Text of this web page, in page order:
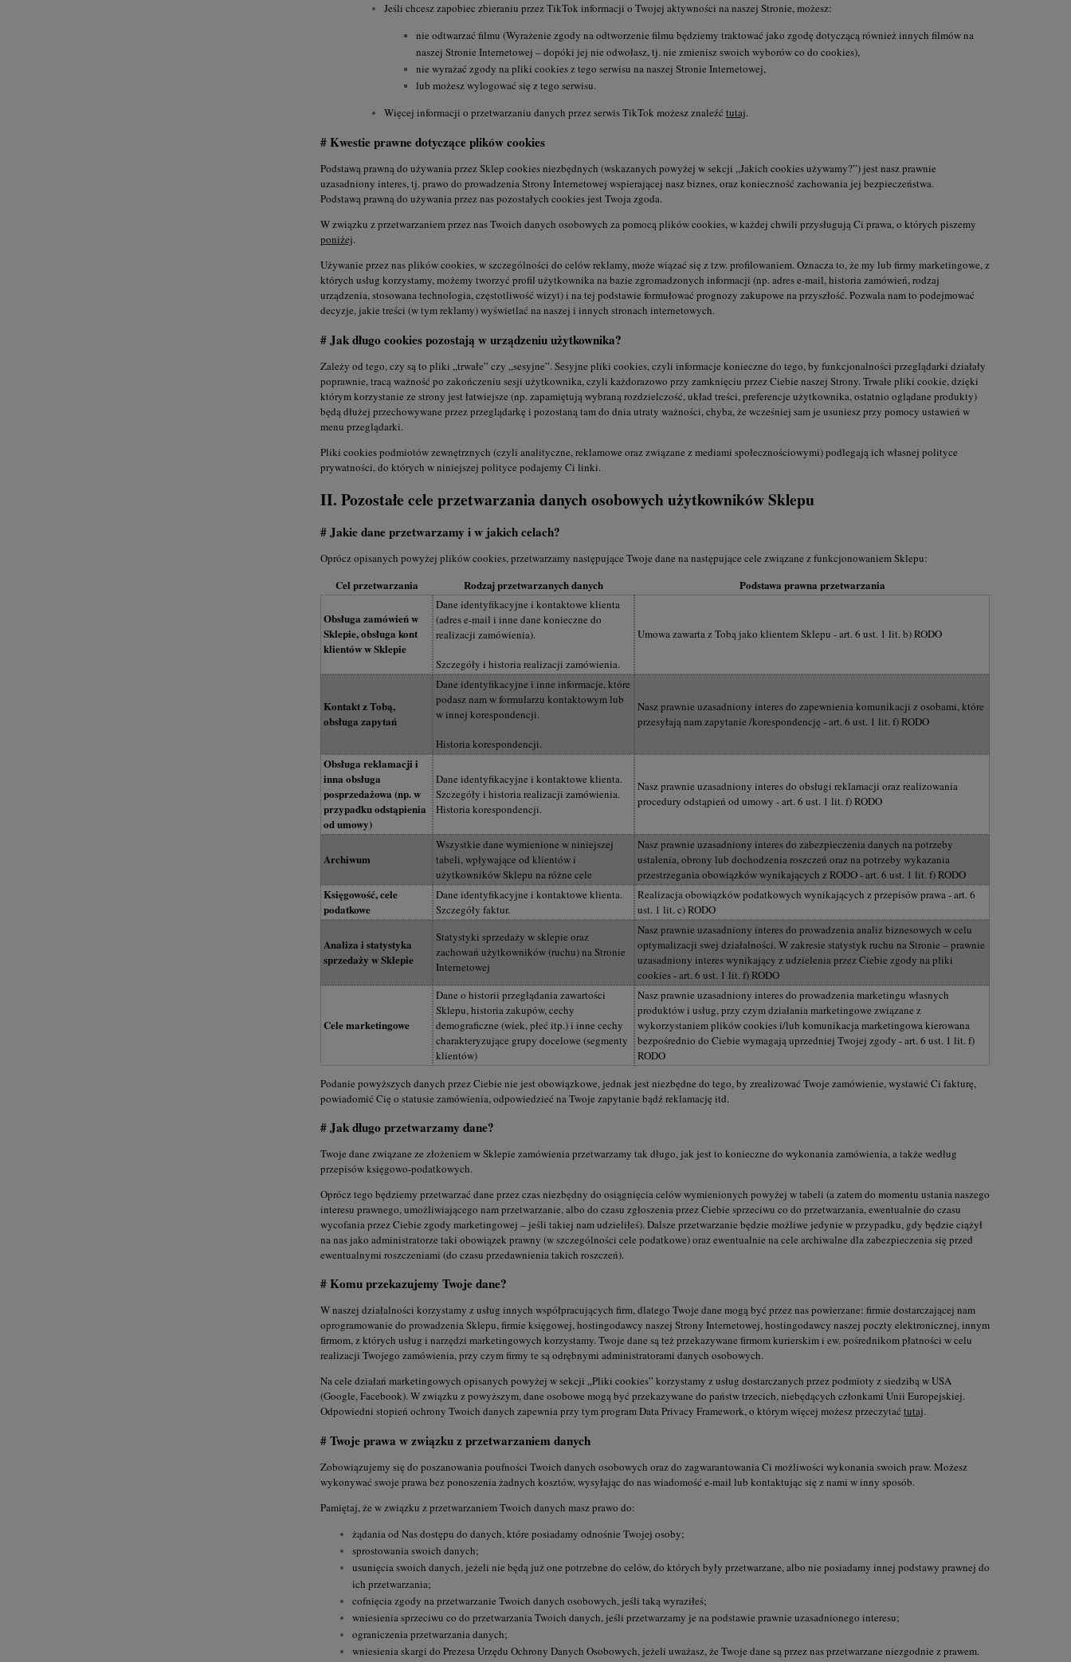
Jeśli chcesz zapobiec zbieraniu przez TikTok informacji o Twojej aktywności na naszej Stronie, możesz:
nie odtwarzać filmu (Wyrażenie zgody na odtworzenie filmu będziemy traktować jako zgodę dotyczącą również innych filmów na
naszej Stronie Internetowej – dopóki jej nie odwołasz, tj. nie zmienisz swoich wyborów co do cookies),
nie wyrażać zgody na pliki cookies z tego serwisu na naszej Stronie Internetowej,
lub możesz wylogować się z tego serwisu.
Więcej informacji o przetwarzaniu danych przez serwis TikTok możesz znaleźć tutaj.
# Kwestie prawne dotyczące plików cookies
Podstawą prawną do używania przez Sklep cookies niezbędnych (wskazanych powyżej w sekcji „Jakich cookies używamy?”) jest nasz prawnie
uzasadniony interes, tj. prawo do prowadzenia Strony Internetowej wspierającej nasz biznes, oraz konieczność zachowania jej bezpieczeństwa.
Podstawą prawną do używania przez nas pozostałych cookies jest Twoja zgoda.
W związku z przetwarzaniem przez nas Twoich danych osobowych za pomocą plików cookies, w każdej chwili przysługują Ci prawa, o których piszemy
poniżej.
Używanie przez nas plików cookies, w szczególności do celów reklamy, może wiązać się z tzw. profilowaniem. Oznacza to, że my lub firmy marketingowe, z
których usług korzystamy, możemy tworzyć profil użytkownika na bazie zgromadzonych informacji (np. adres e-mail, historia zamówień, rodzaj
urządzenia, stosowana technologia, częstotliwość wizyt) i na tej podstawie formułować prognozy zakupowe na przyszłość. Pozwala nam to podejmować
decyzje, jakie treści (w tym reklamy) wyświetlać na naszej i innych stronach internetowych.
# Jak długo cookies pozostają w urządzeniu użytkownika?
Zależy od tego, czy są to pliki „trwałe” czy „sesyjne”. Sesyjne pliki cookies, czyli informacje konieczne do tego, by funkcjonalności przeglądarki działały
poprawnie, tracą ważność po zakończeniu sesji użytkownika, czyli każdorazowo przy zamknięciu przez Ciebie naszej Strony. Trwałe pliki cookie, dzięki
którym korzystanie ze strony jest łatwiejsze (np. zapamiętują wybraną rozdzielczość, układ treści, preferencje użytkownika, ostatnio oglądane produkty)
będą dłużej przechowywane przez przeglądarkę i pozostaną tam do dnia utraty ważności, chyba, że wcześniej sam je usuniesz przy pomocy ustawień w
menu przeglądarki.
Pliki cookies podmiotów zewnętrznych (czyli analityczne, reklamowe oraz związane z mediami społecznościowymi) podlegają ich własnej polityce
prywatności, do których w niniejszej polityce podajemy Ci linki.
II. Pozostałe cele przetwarzania danych osobowych użytkowników Sklepu
# Jakie dane przetwarzamy i w jakich celach?
Oprócz opisanych powyżej plików cookies, przetwarzamy następujące Twoje dane na następujące cele związane z funkcjonowaniem Sklepu:
Cel przetwarzania Rodzaj przetwarzanych danych Podstawa prawna przetwarzania
Obsługa zamówień w
Sklepie, obsługa kont
klientów w Sklepie
Dane identyfikacyjne i kontaktowe klienta
(adres e-mail i inne dane konieczne do
realizacji zamówienia).
Szczegóły i historia realizacji zamówienia.
Umowa zawarta z Tobą jako klientem Sklepu - art. 6 ust. 1 lit. b) RODO
Kontakt z Tobą,
obsługa zapytań
Dane identyfikacyjne i inne informacje, które
podasz nam w formularzu kontaktowym lub
w innej korespondencji.
Historia korespondencji.
Nasz prawnie uzasadniony interes do zapewnienia komunikacji z osobami, które
przesyłają nam zapytanie /korespondencję - art. 6 ust. 1 lit. f) RODO
Obsługa reklamacji i
inna obsługa
posprzedażowa (np. w
przypadku odstąpienia
od umowy)
Dane identyfikacyjne i kontaktowe klienta.
Szczegóły i historia realizacji zamówienia.
Historia korespondencji.
Nasz prawnie uzasadniony interes do obsługi reklamacji oraz realizowania
procedury odstąpień od umowy - art. 6 ust. 1 lit. f) RODO
Archiwum
Wszystkie dane wymienione w niniejszej
tabeli, wpływające od klientów i
użytkowników Sklepu na różne cele
Nasz prawnie uzasadniony interes do zabezpieczenia danych na potrzeby
ustalenia, obrony lub dochodzenia roszczeń oraz na potrzeby wykazania
przestrzegania obowiązków wynikających z RODO - art. 6 ust. 1 lit. f) RODO
Księgowość, cele
podatkowe
Dane identyfikacyjne i kontaktowe klienta.
Szczegóły faktur.
Realizacja obowiązków podatkowych wynikających z przepisów prawa - art. 6
ust. 1 lit. c) RODO
Analiza i statystyka
sprzedaży w Sklepie
Statystyki sprzedaży w sklepie oraz
zachowań użytkowników (ruchu) na Stronie
Internetowej
Nasz prawnie uzasadniony interes do prowadzenia analiz biznesowych w celu
optymalizacji swej działalności. W zakresie statystyk ruchu na Stronie – prawnie
uzasadniony interes wynikający z udzielenia przez Ciebie zgody na pliki
cookies - art. 6 ust. 1 lit. f) RODO
Cele marketingowe
Dane o historii przeglądania zawartości
Sklepu, historia zakupów, cechy
demograficzne (wiek, płeć itp.) i inne cechy
charakteryzujące grupy docelowe (segmenty
klientów)
Nasz prawnie uzasadniony interes do prowadzenia marketingu własnych
produktów i usług, przy czym działania marketingowe związane z
wykorzystaniem plików cookies i/lub komunikacja marketingowa kierowana
bezpośrednio do Ciebie wymagają uprzedniej Twojej zgody - art. 6 ust. 1 lit. f)
RODO
Podanie powyższych danych przez Ciebie nie jest obowiązkowe, jednak jest niezbędne do tego, by zrealizować Twoje zamówienie, wystawić Ci fakturę,
powiadomić Cię o statusie zamówienia, odpowiedzieć na Twoje zapytanie bądź reklamację itd.
# Jak długo przetwarzamy dane?
Twoje dane związane ze złożeniem w Sklepie zamówienia przetwarzamy tak długo, jak jest to konieczne do wykonania zamówienia, a także według
przepisów księgowo-podatkowych.
Oprócz tego będziemy przetwarzać dane przez czas niezbędny do osiągnięcia celów wymienionych powyżej w tabeli (a zatem do momentu ustania naszego
interesu prawnego, umożliwiającego nam przetwarzanie, albo do czasu zgłoszenia przez Ciebie sprzeciwu co do przetwarzania, ewentualnie do czasu
wycofania przez Ciebie zgody marketingowej – jeśli takiej nam udzieliłeś). Dalsze przetwarzanie będzie możliwe jedynie w przypadku, gdy będzie ciążył
na nas jako administratorze taki obowiązek prawny (w szczególności cele podatkowe) oraz ewentualnie na cele archiwalne dla zabezpieczenia się przed
ewentualnymi roszczeniami (do czasu przedawnienia takich roszczeń).
# Komu przekazujemy Twoje dane?
W naszej działalności korzystamy z usług innych współpracujących firm, dlatego Twoje dane mogą być przez nas powierzane: firmie dostarczającej nam
oprogramowanie do prowadzenia Sklepu, firmie księgowej, hostingodawcy naszej Strony Internetowej, hostingodawcy naszej poczty elektronicznej, innym
firmom, z których usług i narzędzi marketingowych korzystamy. Twoje dane są też przekazywane firmom kurierskim i ew. pośrednikom płatności w celu
realizacji Twojego zamówienia, przy czym firmy te są odrębnymi administratorami danych osobowych.
Na cele działań marketingowych opisanych powyżej w sekcji „Pliki cookies” korzystamy z usług dostarczanych przez podmioty z siedzibą w USA
(Google, Facebook). W związku z powyższym, dane osobowe mogą być przekazywane do państw trzecich, niebędących członkami Unii Europejskiej.
Odpowiedni stopień ochrony Twoich danych zapewnia przy tym program Data Privacy Framework, o którym więcej możesz przeczytać tutaj.
# Twoje prawa w związku z przetwarzaniem danych
Zobowiązujemy się do poszanowania poufności Twoich danych osobowych oraz do zagwarantowania Ci możliwości wykonania swoich praw. Możesz
wykonywać swoje prawa bez ponoszenia żadnych kosztów, wysyłając do nas wiadomość e-mail lub kontaktując się z nami w inny sposób.
Pamiętaj, że w związku z przetwarzaniem Twoich danych masz prawo do:
żądania od Nas dostępu do danych, które posiadamy odnośnie Twojej osoby;
sprostowania swoich danych;
usunięcia swoich danych, jeżeli nie będą już one potrzebne do celów, do których były przetwarzane, albo nie posiadamy innej podstawy prawnej do
ich przetwarzania;
cofnięcia zgody na przetwarzanie Twoich danych osobowych, jeśli taką wyraziłeś;
wniesienia sprzeciwu co do przetwarzania Twoich danych, jeśli przetwarzamy je na podstawie prawnie uzasadnionego interesu;
ograniczenia przetwarzania danych;
wniesienia skargi do Prezesa Urzędu Ochrony Danych Osobowych, jeżeli uważasz, że Twoje dane są przez nas przetwarzane niezgodnie z prawem.